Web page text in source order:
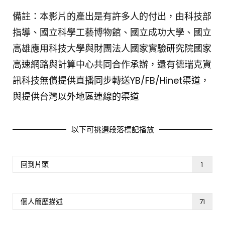
人工智慧的思維與應用-[週日閱讀科學大師
1716]
1.6K 12
[週日閱讀科學大師1705]-卡門線上的科學探索
－從太空電漿測量到光學觀測
12.5K 1
備註：本影片的產出是有許多人的付出，由科技部
指導、國立科學工藝博物館、國立成功大學、國立
高雄應用科技大學與財團法人國家實驗研究院國家
高速網路與計算中心共同合作承辦，還有德瑞克資
訊科技無償提供直播同步轉送YB/FB/Hinet渠道，
與提供台灣以外地區連線的渠道
以下可挑選段落標記播放
回到片頭 1
個人簡歷描述 71